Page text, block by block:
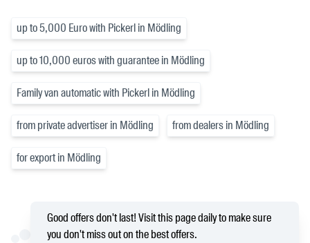
up to 5,000 Euro with Pickerl in Mödling
up to 10,000 euros with guarantee in Mödling
Family van automatic with Pickerl in Mödling
from private advertiser in Mödling from dealers in Mödling
for export in Mödling
Good offers don't last! Visit this page daily to make sure
you don't miss out on the best offers.